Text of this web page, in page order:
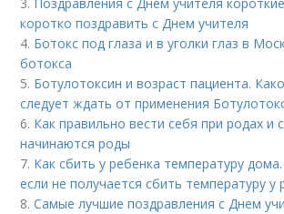
коротко поздравить с Днем учителя
4. Ботокс под глаза и в уголки глаз в
ботокса
5. Ботулотоксин и возраст пациента.
следует ждать от применения
6. Как правильно вести себя при родах и
начинаются роды
7. Как сбить у ребенка температуру
если не получается сбить температуру у
8.Самые лучшие поздравления с Днем